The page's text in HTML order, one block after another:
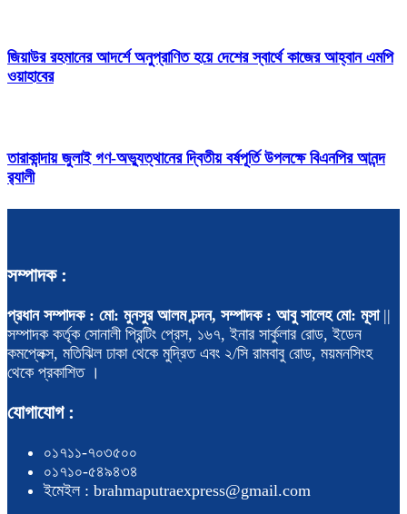
জিয়াউর রহমানের আদর্শে অনুপ্রাণিত হয়ে দেশের স্বার্থে কাজের আহ্বান এমপি
ওয়াহাবের
তারাকান্দায় জুলাই গণ-অভ্যুত্থানের দ্বিতীয় বর্ষপূর্তি উপলক্ষে বিএনপির আনন্দ
র‍্যালী
সম্পাদক :
প্রধান সম্পাদক : মো: মুনসুর আলম চন্দন, সম্পাদক : আবু সালেহ মো: মূসা||
সম্পাদক কর্তৃক সোনালী প্রিন্টিং প্রেস, ১৬৭, ইনার সার্কুলার রোড, ইডেন
কমপ্লেক্স, মতিঝিল ঢাকা থেকে মুদ্রিত এবং ২/সি রামবাবু রোড, ময়মনসিংহ
থেকে প্রকাশিত ।
যোগাযোগ :
০১৭১১-৭০৩৫০০
০১৭১০-৫৪৯৪৩৪
ইমেইল : brahmaputraexpress@gmail.com